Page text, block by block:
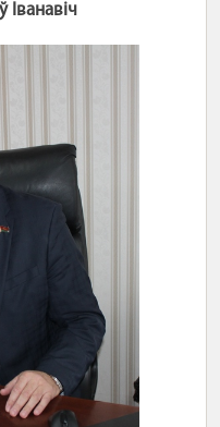
Iванавiч